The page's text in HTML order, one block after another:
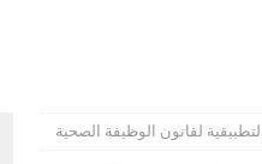
لقانون الوظيفة الصحية